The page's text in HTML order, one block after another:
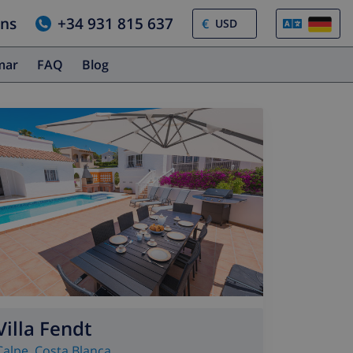
+34 931 815 637 €
FAQ Blog
Fendt